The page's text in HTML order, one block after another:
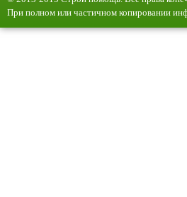
При полном или частичном копировании